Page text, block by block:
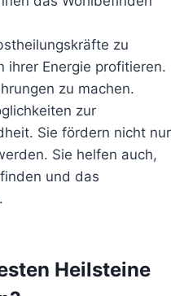
zu
ihrer Energie profitieren.
zu machen.
zur
Sie fördern nicht nur
Sie helfen auch,
und das
Heilsteine